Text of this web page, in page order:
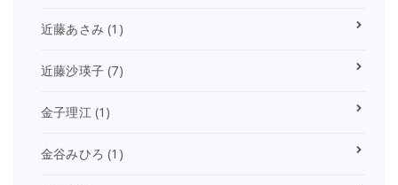
近藤あさみ (1)
近藤沙瑛子 (7)
金子理江(1)
金谷みひろ (1)